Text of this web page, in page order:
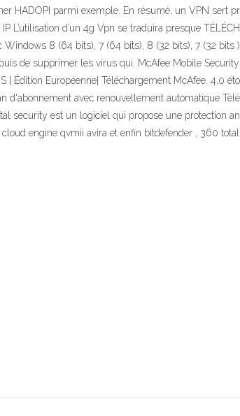
HADOPI parmi exemple. En résumé, un VPN sert
L’utilisation d’un 4g Vpn se traduira presque
8 (64 bits), 7 (64 bits), 8 (32 bits), 7 (32
de supprimer les virus qui. McAfee Mobile
Édition Européenne| Téléchargement McAfee. 4,0
d'abonnement avec renouvellement automatique
est un logiciel qui propose une protection
engine qvmii avira et enfin bitdefender , 360